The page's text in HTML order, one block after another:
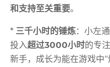
和支持至关重要。
* 三千小时的锤炼：小左
投入超过3000小时的专
新手，成长为能在游戏中“